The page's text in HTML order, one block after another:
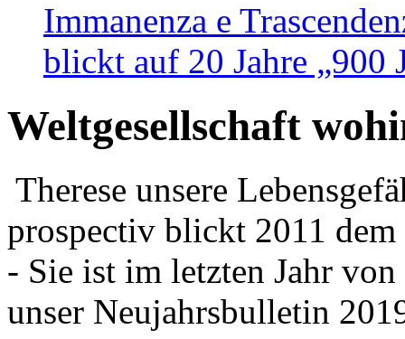
Immanenza e
blickt auf 20 Jahre „900
Weltgesellschaft
Therese unsere
prospectiv blickt 2011
- Sie ist im letzten Jahr
unser Neujahrsbulletin